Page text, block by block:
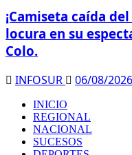
¡Camiseta caída
locura en su
Colo.
INFOSUR 06/08/2026
INICIO
REGIONAL
NACIONAL
SUCESOS